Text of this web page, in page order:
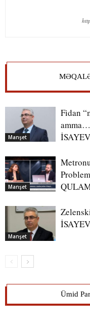
Manşet
Fidan
Manşet
Manşet
Ümid